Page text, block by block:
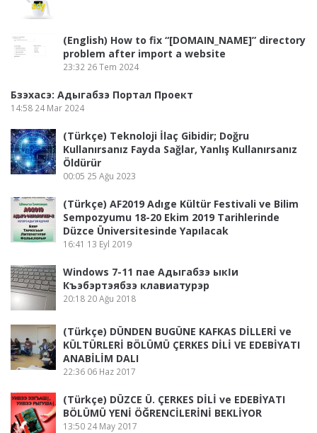
(English) How to fix “[DOMAIN_NAME]” directory
problem after import a website
23:32 26 Tem 2024
Бзэхасэ: Адыгабзэ Портал Проект
14:58 24 Mar 2024
(Türkçe) Teknoloji İlaç Gibidir; Doğru
Kullanırsanız Fayda Sağlar, Yanlış Kullanırsanız
Öldürür
00:05 25 Ağu 2023
(Türkçe) AF2019 Adıge Kültür Festivali ve Bilim
Sempozyumu 18-20 Ekim 2019 Tarihlerinde
Düzce Üniversitesinde Yapılacak
16:41 13 Eyl 2019
Windows 7-11 пае Адыгабзэ ыкӏи
Къэбэртэябзэ клавиатурэр
20:18 20 Ağu 2018
(Türkçe) DÜNDEN BUGÜNE KAFKAS DİLLERİ ve
KÜLTÜRLERİ BÖLÜMÜ ÇERKES DİLİ VE EDEBİYATI
ANABİLİM DALI
22:36 06 Haz 2017
(Türkçe) DÜZCE Ü. ÇERKES DİLİ ve EDEBİYATI
BÖLÜMÜ YENİ ÖĞRENCİLERİNİ BEKLİYOR
13:50 24 May 2017